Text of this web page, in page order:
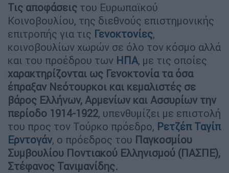
Τις αποφάσεις του Ευρωπαϊκού
Κοινοβουλίου, της διεθνούς επιστημονικής
επιτροπής για τις Γενοκτονίες,
κοινοβουλίων χωρών σε όλο τον κόσμο αλλά
και του προέδρου των ΗΠΑ, με τις οποίες
χαρακτηρίζονται ως Γενοκτονία τα όσα
έπραξαν Νεότουρκοι και κεμαλιστές σε
βάρος Ελλήνων, Αρμενίων και Ασσυρίων την
περίοδο 1914-1922, υπενθυμίζει με επιστολή
του προς τον Τούρκο πρόεδρο, Ρετζέπ Ταγίπ
Ερντογάν, ο πρόεδρος του Παγκοσμίου
Συμβουλίου Ποντιακού Ελληνισμού (ΠΑΣΠΕ),
Στέφανος Τανιμανίδης.